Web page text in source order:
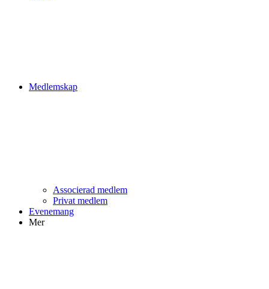
Medlemskap
Associerad medlem
Privat medlem
Evenemang
Mer